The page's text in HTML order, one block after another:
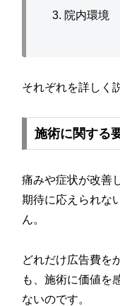
院内環境
それぞれを詳しく
施術に関する
痛みや症状が改善
期待に応えられな
ん。
どれだけ広告費を
も、施術に価値を
ないのです。